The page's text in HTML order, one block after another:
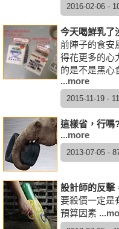
2016-02-06 -
今天喝鮮乳了
前陣子的食安
得花更多的心
的是不是黑心
...more
2015-11-19 -
這樣省，行嗎
...more
2013-07-05 -
設計師的反擊
要殺價一定是
預算因素